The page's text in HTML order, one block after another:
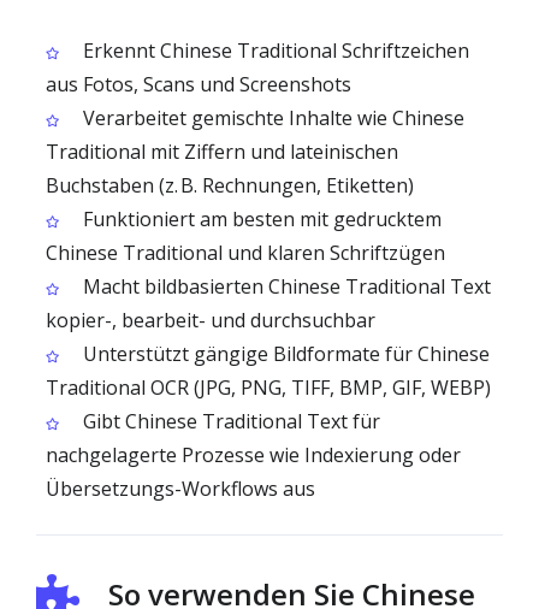
Erkennt Chinese Traditional Schriftzeichen
aus Fotos, Scans und Screenshots
Verarbeitet gemischte Inhalte wie Chinese
Traditional mit Ziffern und lateinischen
Buchstaben (z. B. Rechnungen, Etiketten)
Funktioniert am besten mit gedrucktem
Chinese Traditional und klaren Schriftzügen
Macht bildbasierten Chinese Traditional Text
kopier-, bearbeit- und durchsuchbar
Unterstützt gängige Bildformate für Chinese
Traditional OCR (JPG, PNG, TIFF, BMP, GIF, WEBP)
Gibt Chinese Traditional Text für
nachgelagerte Prozesse wie Indexierung oder
Übersetzungs-Workflows aus
So verwenden Sie Chinese